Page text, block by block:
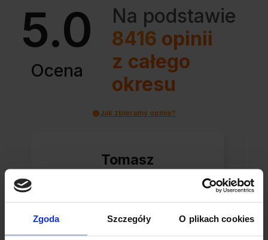
Zgoda Szczegóły O plikach cookies
5.0
Ocena
Na podstawie
8416 opinii
z całego
okresu
Jak zbieramy opinie?
Tomasz
Korzystanie z ich
usług to sama